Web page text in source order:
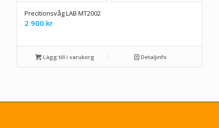
Precitionsvåg LAB MT2002
2 900 kr
Lägg till i varukorg Detaljinfo